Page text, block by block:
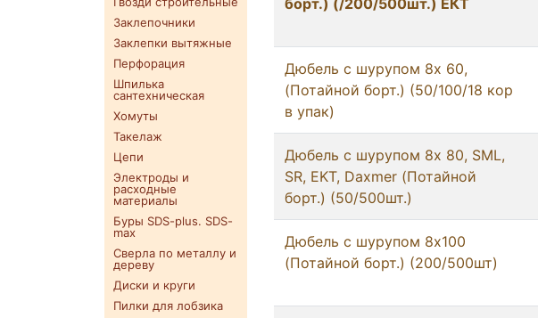
Заклепочники
Заклепки вытяжные
Перфорация
Шпилька
сантехническая
Хомуты
Такелаж
Цепи
Электроды и
расходные
материалы
Буры SDS-plus. SDS-
max
Сверла по металлу и
дереву
Диски и круги
Пилки для лобзика
борт.) (/200/500шт.) ЕКТ
Дюбель с шурупом 8x 60,
(Потайной борт.) (50/100/18 кор
в упак)
Дюбель с шурупом 8x 80, SML,
SR, EKT, Daxmer (Потайной
борт.) (50/500шт.)
Дюбель с шурупом 8x100
(Потайной борт.) (200/500шт)